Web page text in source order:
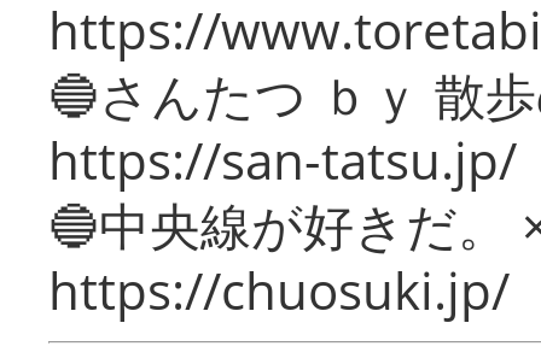
https://
🔵さんたつ ｂｙ 散
https://san-tatsu.jp/
🔵中央線が好きだ。
https://chuosuki.jp/